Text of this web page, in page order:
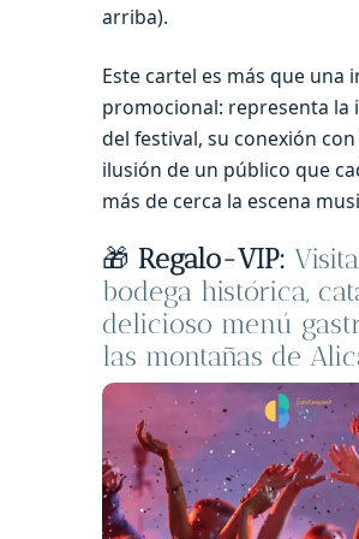
arriba).
Este cartel es más que una
promocional: representa la
del festival, su conexión
ilusión de un público que
más de cerca la escena
🎁 Regalo-VIP:
bodega histórica,
delicioso menú
las montañas de